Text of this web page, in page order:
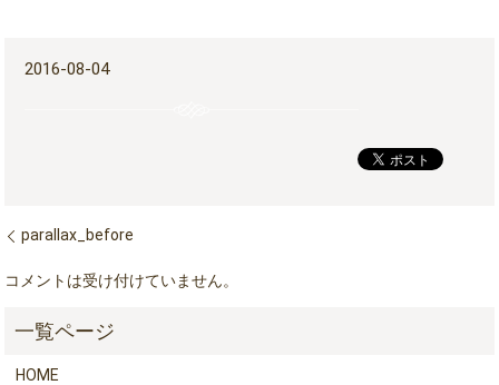
2016-08-04
parallax_before
コメントは受け付けていません。
HOME